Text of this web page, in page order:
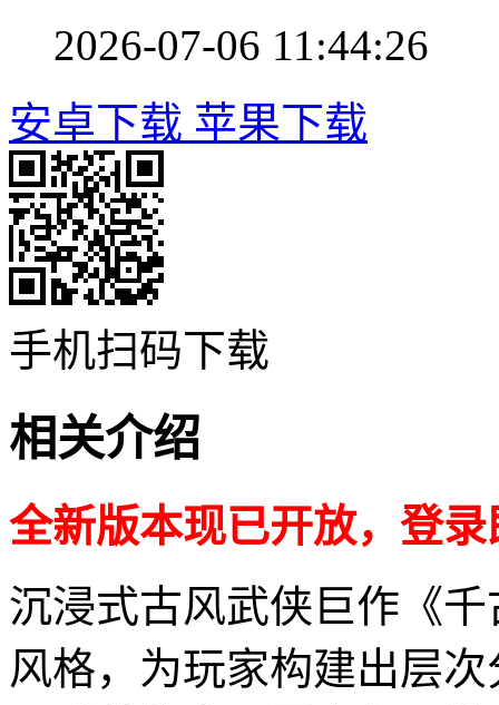
2026-07-06 11:44:26
安卓下载 苹果下载
手机扫码下载
相关介绍
全新版本现已开放，登
沉浸式古风武侠巨作《
风格，为玩家构建出层